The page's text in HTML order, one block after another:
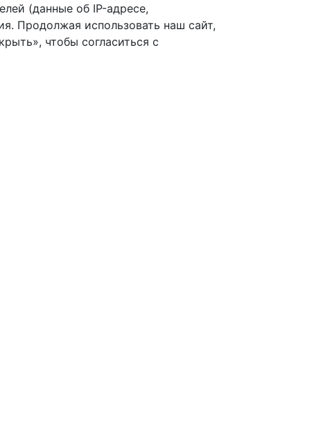
(данные об IP-адресе,
Продолжая использовать наш сайт,
чтобы согласиться с